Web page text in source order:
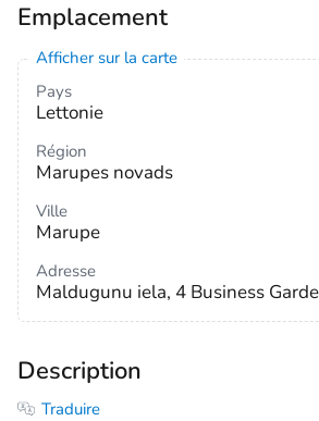
Emplacement
Afficher sur la carte
Pays
Lettonie
Région
Marupes novads
Ville
Marupe
Adresse
Maldugunu iela, 4 Business
Description
Traduire